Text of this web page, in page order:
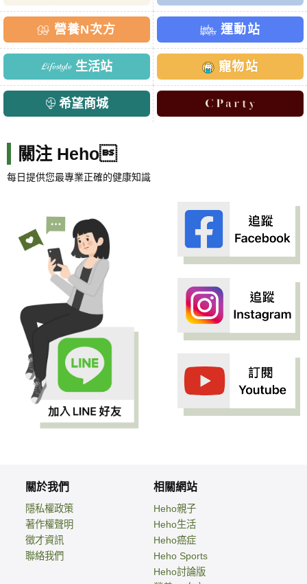
營養N次方 運動站
生活站 寵物站
希望商城
關注 Heho
每日提供您最專業正確的健康知識
關於我們
隱私權政策
著作權聲明
徵才資訊
聯絡我們
相關網站
Heho親子
Heho生活
Heho癌症
Heho Sports
Heho討論版